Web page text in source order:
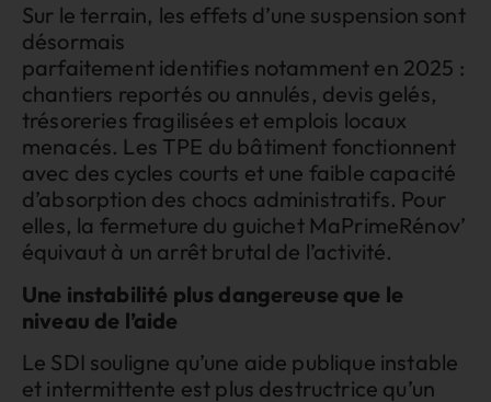
Sur le terrain, les effets d’une suspension sont
désormais
parfaitement identifies notamment en 2025 :
chantiers reportés ou annulés, devis gelés,
trésoreries fragilisées et emplois locaux
menacés. Les TPE du bâtiment fonctionnent
avec des cycles courts et une faible capacité
d’absorption des chocs administratifs. Pour
elles, la fermeture du guichet MaPrimeRénov’
équivaut à un arrêt brutal de l’activité.
Une instabilité plus dangereuse que le
niveau de l’aide
Le SDI souligne qu’une aide publique instable
et intermittente est plus destructrice qu’un